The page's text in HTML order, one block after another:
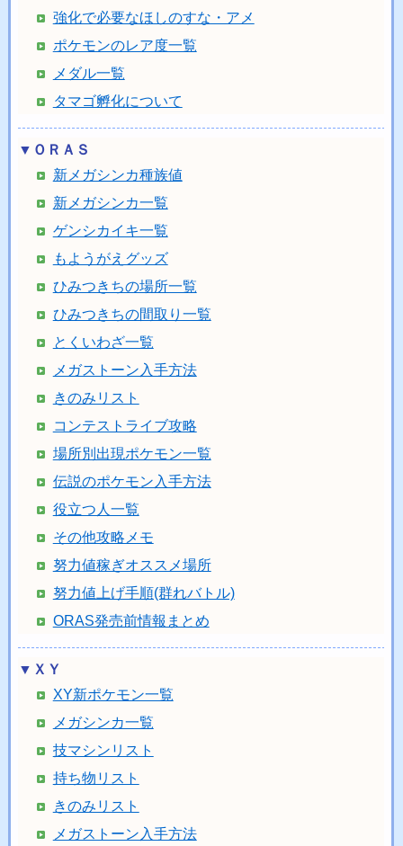
強化で必要なほしのすな・アメ
ポケモンのレア度一覧
メダル一覧
タマゴ孵化について
▼ＯＲＡＳ
新メガシンカ種族値
新メガシンカ一覧
ゲンシカイキ一覧
もようがえグッズ
ひみつきちの場所一覧
ひみつきちの間取り一覧
とくいわざ一覧
メガストーン入手方法
きのみリスト
コンテストライブ攻略
場所別出現ポケモン一覧
伝説のポケモン入手方法
役立つ人一覧
その他攻略メモ
努力値稼ぎオススメ場所
努力値上げ手順(群れバトル)
ORAS発売前情報まとめ
▼ＸＹ
XY新ポケモン一覧
メガシンカ一覧
技マシンリスト
持ち物リスト
きのみリスト
メガストーン入手方法